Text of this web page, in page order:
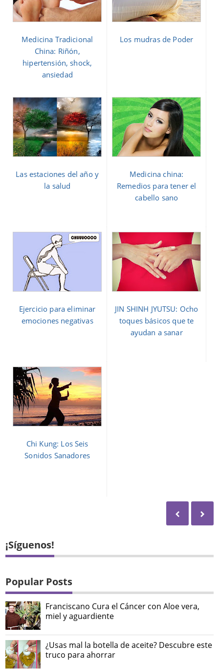
Medicina Tradicional
China: Riñón,
hipertensión, shock,
ansiedad
Los mudras de Poder
Las estaciones del año y
la salud
Medicina china:
Remedios para tener el
cabello sano
Ejercicio para eliminar
emociones negativas
JIN SHINH JYUTSU: Ocho
toques básicos que te
ayudan a sanar
Chi Kung: Los Seis
Sonidos Sanadores
¡Síguenos!
Popular Posts
Franciscano Cura el Cáncer con Aloe vera,
miel y aguardiente
¿Usas mal la botella de aceite? Descubre este
truco para ahorrar